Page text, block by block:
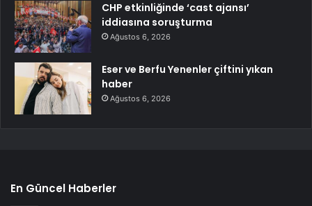
CHP etkinliğinde ‘cast ajansı’
iddiasına soruşturma
Ağustos 6, 2026
Eser ve Berfu Yenenler çiftini yıkan
haber
Ağustos 6, 2026
En Güncel Haberler